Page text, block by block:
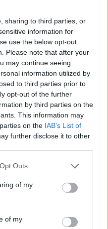
sharing to third parties, or
information for
use the below opt-out
Please note that after your
may continue seeing
information utilized by
to third parties prior to
opt-out of the further
by third parties on the
This information may
on the IAB’s List of
further disclose it to other
Outs
of my
of my